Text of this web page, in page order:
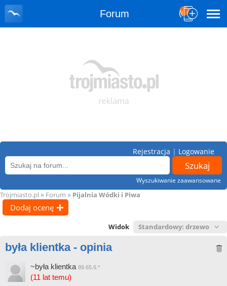
Forum
Wyszukiwanie zaawansowane
Rejestracja | Logowanie
Trojmiasto.pl » Forum » Pijalnia Wódki i Piwa
Dodaj ocenę
Widok
była klientka - opinia
~była klientka 89.65.6.*
(11 lat temu)